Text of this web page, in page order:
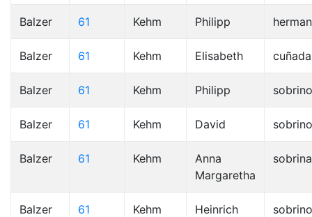
Balzer 61 Kehm Philipp
Balzer 61 Kehm Elisabeth cuñada
Balzer 61 Kehm Philipp sobrino
Balzer 61 Kehm David sobrino
Balzer 61 Kehm
Anna
Margaretha
sobrina
Balzer 61 Kehm Heinrich sobrino